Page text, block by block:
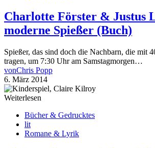
Charlotte Förster & Justus
moderne Spießer (Buch)
Spießer, das sind doch die Nachbarn, die mit
tragen, um 7:30 Uhr am Samstagmorgen…
vonChris Popp
6. März 2014
Weiterlesen
Bücher & Gedrucktes
lit
Romane & Lyrik